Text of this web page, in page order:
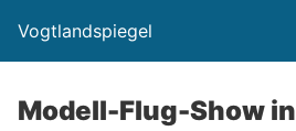
Vogtlandspiegel
Modell-Flug-Show in